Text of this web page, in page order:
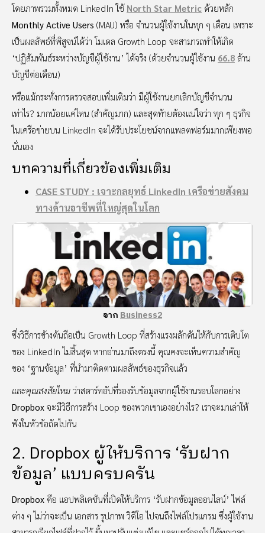
โดยภาพรวมทั้งหมด LinkedIn ใช้ North Star Metric ด้วยหลัก
Monthly Active Users (MAU) หรือ จำนวนผู้ใช้งานในทุก ๆ เดือน เพราะ
เป็นผลลัพธ์ที่พิสูจน์ได้ว่า โมเดล Growth Loop จะสามารถทำให้เกิด
‘ปฏิสัมพันธ์ระหว่างบัญชีผู้ใช้งาน’ ได้จริง (ด้วยจำนวนผู้ใช้งาน 66.8 ล้าน
บัญชีต่อเดือน)
หรือแม้กระทั่งการตรวจสอบเพิ่มเติมว่า มีผู้ใช้งานยกเลิกบัญชีจำนวน
เท่าไร? มากน้อยแค่ไหน (สำคัญมาก) และสุดท้ายต้องแน่ใจว่า ทุก ๆ ธุรกิจ
ในเครือข่ายบน LinkedIn จะได้รับประโยชน์จากแพลตฟอร์มมากเพียงพอ
นั่นเอง
บทความที่เกี่ยวข้องเพิ่มเติม
CASE STUDY : เจาะกลยุทธ์ LinkedIn เครือข่ายสังคม
ทางด้านอาชีพที่ใหญ่สุดในโลก
จากBusiness2
ซึ่งวิธีการข้างต้นถือเป็น Growth Loop ที่สร้างแรงผลักดันให้กับการเติบโต
ของ LinkedIn ไม่สิ้นสุด หากอ่านมาถึงตรงนี้ คุณคงจะเห็นความสำคัญ
ของ ‘ฐานข้อมูล’ ที่นำมาติดตามผลลัพธ์ของธุรกิจแล้ว
และคุณสงสัยไหม ว่าสตาร์ทอัปที่รองรับข้อมูลจากผู้ใช้งานรอบโลกอย่าง
Dropbox จะมีวิธีการสร้าง Loop ของพวกเขาเองอย่างไร? เราจะมาเล่าให้
ฟังในหัวข้อถัดไปกัน
2. Dropbox ผู้ให้บริการ ‘รับฝาก
ข้อมูล’ แบบครบครัน
Dropbox คือ แอปพลิเคชันที่เปิดให้บริการ ‘รับฝากข้อมูลออนไลน์’ ไฟล์
ต่าง ๆ ไม่ว่าจะเป็น เอกสาร รูปภาพ วิดีโอ ไปจนถึงไฟล์โปรแกรม ซึ่งผู้ใช้งาน